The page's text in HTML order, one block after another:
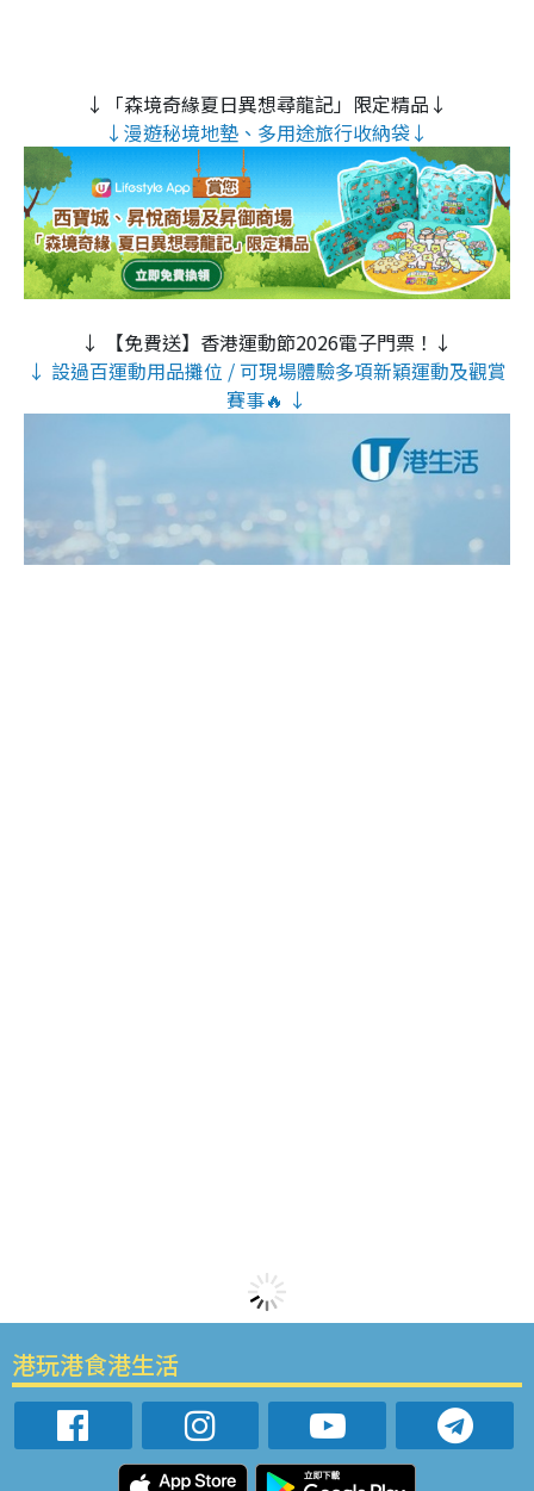
↓「森境奇緣夏日異想尋龍記」限定精品↓
↓漫遊秘境地墊、多用途旅行收納袋↓
↓ 【免費送】香港運動節2026電子門票！↓
↓ 設過百運動用品攤位 / 可現場體驗多項新穎運動及觀賞
賽事🔥 ↓
港玩港食港生活